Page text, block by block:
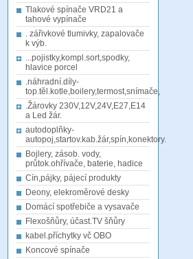
Tlakové spínače VRD21 a
tahové vypínače
. zářivkové tlumivky, zapalovače
k výb.
...pojistky,kompl.sort,spodky,
hlavice porcel
.náhradní.díly-
top.těl.kotle,boilery,termost,snímače,
.Žárovky 230V,12V,24V,E27,E14
a Led žár.
autodoplňky-
autopoj,startov.kab.žár,spín,konektory.
Bojlery, zásob. vody,
průtok.ohřívače, baterie, hadice
Cín,pájky, pájecí produkty
Deony, elekroměrové desky
Domácí spotřebiče a vysavače
Flexošňůry, účast.TV šňůry
kabel.příchytky vč OBO
Koncové spínače